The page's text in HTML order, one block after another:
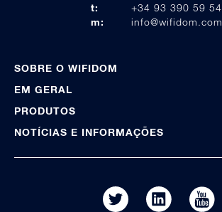
t:
+34 93 390 59 54
m:
info@wifidom.com
SOBRE O WIFIDOM
EM GERAL
PRODUTOS
NOTÍCIAS E INFORMAÇÕES